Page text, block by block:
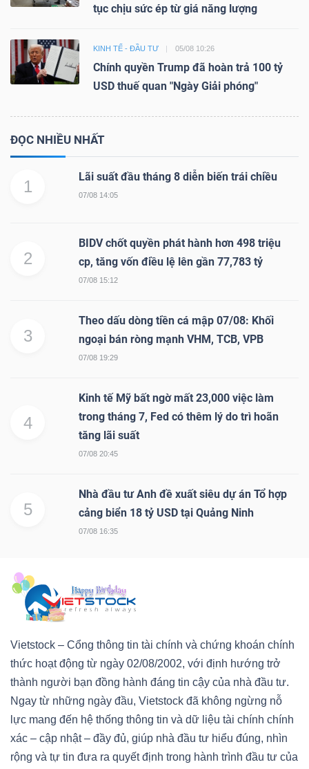
tục chịu sức ép từ giá năng lượng
KINH TẾ - ĐẦU TƯ 05/08 10:26
Chính quyền Trump đã hoàn trả 100 tỷ
USD thuế quan "Ngày Giải phóng"
ĐỌC NHIỀU NHẤT
1
Lãi suất đầu tháng 8 diễn biến trái chiều
07/08 14:05
2
BIDV chốt quyền phát hành hơn 498 triệu
cp, tăng vốn điều lệ lên gần 77,783 tỷ
07/08 15:12
3
Theo dấu dòng tiền cá mập 07/08: Khối
ngoại bán ròng mạnh VHM, TCB, VPB
07/08 19:29
4
Kinh tế Mỹ bất ngờ mất 23,000 việc làm
trong tháng 7, Fed có thêm lý do trì hoãn
tăng lãi suất
07/08 20:45
5
Nhà đầu tư Anh đề xuất siêu dự án Tổ hợp
cảng biển 18 tỷ USD tại Quảng Ninh
07/08 16:35
Vietstock – Cổng thông tin tài chính và chứng khoán chính
thức hoạt động từ ngày 02/08/2002, với định hướng trở
thành người bạn đồng hành đáng tin cậy của nhà đầu tư.
Ngay từ những ngày đầu, Vietstock đã không ngừng nỗ
lực mang đến hệ thống thông tin và dữ liệu tài chính chính
xác – cập nhật – đầy đủ, giúp nhà đầu tư hiểu đúng, nhìn
rộng và tự tin đưa ra quyết định trong hành trình đầu tư của